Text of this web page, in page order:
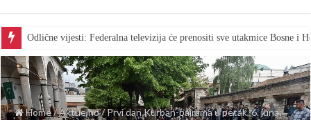
Odlične vijesti: Federalna televizija će prenositi sve utakmice Bosne i
Home/Aktuelno/Prvi dan Kurban-bajrama u petak, 6. juna: